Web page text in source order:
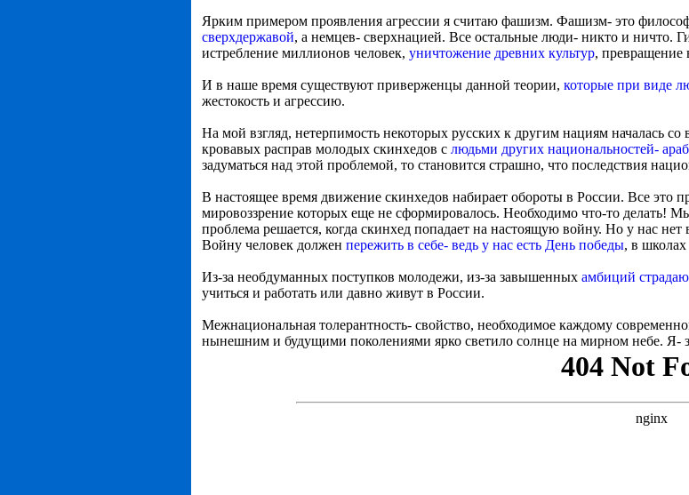
Ярким примером проявления агрессии я считаю фашизм. Фашизм- это
сверхдержавой, а немцев- сверхнацией. Все остальные люди- никто и ничто.
истребление миллионов человек, уничтожение древних культур, превращение
И в наше время существуют приверженцы данной теории, которые при виде
жестокость и агрессию.
На мой взгляд, нетерпимость некоторых русских к другим нациям началась
кровавых расправ молодых скинхедов с людьми других национальностей-
задуматься над этой проблемой, то становится страшно, что последствия
В настоящее время движение скинхедов набирает обороты в России. Все это
мировоззрение которых еще не сформировалось. Необходимо что-то делать!
проблема решается, когда скинхед попадает на настоящую войну. Но у нас
Войну человек должен пережить в себе- ведь у нас есть День победы, в
Из-за необдуманных поступков молодежи, из-за завышенных амбиций
учиться и работать или давно живут в России.
Межнациональная толерантность- свойство, необходимое каждому
нынешним и будущими поколениями ярко светило солнце на мирном небе. Я-